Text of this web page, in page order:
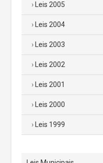
Leis 2005
Leis 2004
Leis 2003
Leis 2002
Leis 2001
Leis 2000
Leis 1999